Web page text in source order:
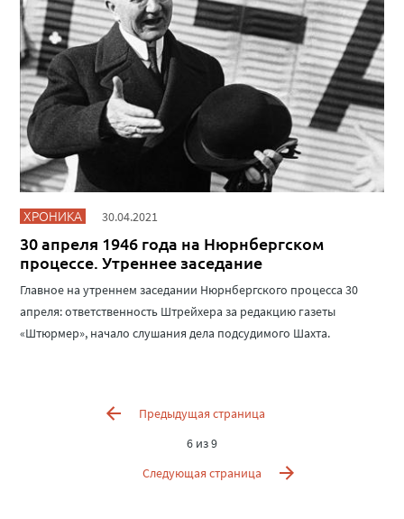
ХРОНИКА 30.04.2021
30 апреля 1946 года на Нюрнбергском
процессе. Утреннее заседание
Главное на утреннем заседании Нюрнбергского процесса 30
апреля: ответственность Штрейхера за редакцию газеты
«Штюрмер», начало слушания дела подсудимого Шахта.
Предыдущая страница
6 из 9
Следующая страница